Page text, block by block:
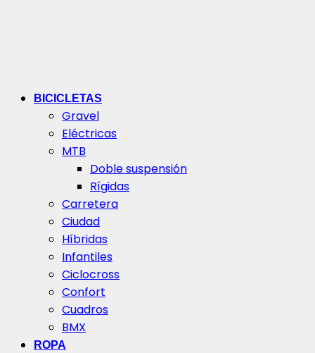
BICICLETAS
Gravel
Eléctricas
MTB
Doble suspensión
Rígidas
Carretera
Ciudad
Híbridas
Infantiles
Ciclocross
Confort
Cuadros
BMX
ROPA